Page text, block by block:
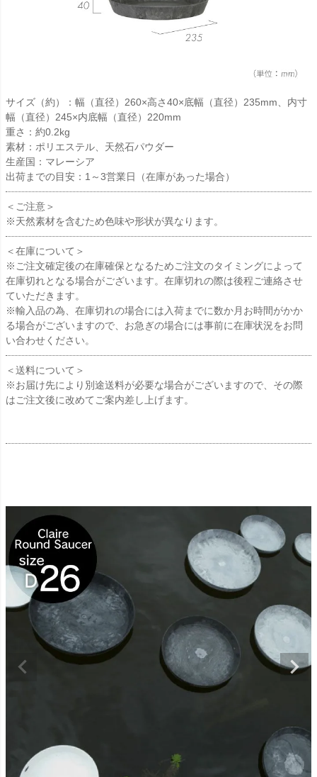
サイズ（約）：幅（直径）260×高さ40×底幅（直径）235mm、内寸
幅（直径）245×内底幅（直径）220mm
重さ：約0.2kg
素材：ポリエステル、天然石パウダー
生産国：マレーシア
出荷までの目安：1～3営業日（在庫があった場合）
＜ご注意＞
※天然素材を含むため色味や形状が異なります。
＜在庫について＞
※ご注文確定後の在庫確保となるためご注文のタイミングによって
在庫切れとなる場合がございます。在庫切れの際は後程ご連絡させ
ていただきます。
※輸入品の為、在庫切れの場合には入荷までに数か月お時間がかか
る場合がございますので、お急ぎの場合には事前に在庫状況をお問
い合わせください。
＜送料について＞
※お届け先により別途送料が必要な場合がございますので、その際
はご注文後に改めてご案内差し上げます。